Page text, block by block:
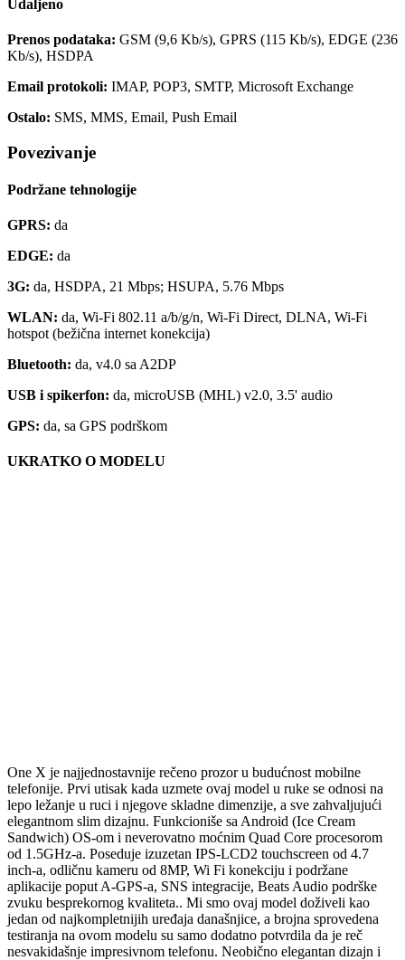
Udaljeno
Prenos podataka: GSM (9,6 Kb/s), GPRS (115 Kb/s), EDGE (236
Kb/s), HSDPA
Email protokoli: IMAP, POP3, SMTP, Microsoft Exchange
Ostalo: SMS, MMS, Email, Push Email
Povezivanje
Podržane tehnologije
GPRS: da
EDGE: da
3G: da, HSDPA, 21 Mbps; HSUPA, 5.76 Mbps
WLAN: da, Wi-Fi 802.11 a/b/g/n, Wi-Fi Direct, DLNA, Wi-Fi
hotspot (bežična internet konekcija)
Bluetooth: da, v4.0 sa A2DP
USB i spikerfon: da, microUSB (MHL) v2.0, 3.5' audio
GPS: da, sa GPS podrškom
UKRATKO O MODELU
One X je najjednostavnije rečeno prozor u budućnost mobilne
telefonije. Prvi utisak kada uzmete ovaj model u ruke se odnosi na
lepo ležanje u ruci i njegove skladne dimenzije, a sve zahvaljujući
elegantnom slim dizajnu. Funkcioniše sa Android (Ice Cream
Sandwich) OS-om i neverovatno moćnim Quad Core procesorom
od 1.5GHz-a. Poseduje izuzetan IPS-LCD2 touchscreen od 4.7
inch-a, odličnu kameru od 8MP, Wi Fi konekciju i podržane
aplikacije poput A-GPS-a, SNS integracije, Beats Audio podrške
zvuku besprekornog kvaliteta.. Mi smo ovaj model doživeli kao
jedan od najkompletnijih uređaja današnjice, a brojna sprovedena
testiranja na ovom modelu su samo dodatno potvrdila da je reč
nesvakidašnje impresivnom telefonu. Neobično elegantan dizajn i